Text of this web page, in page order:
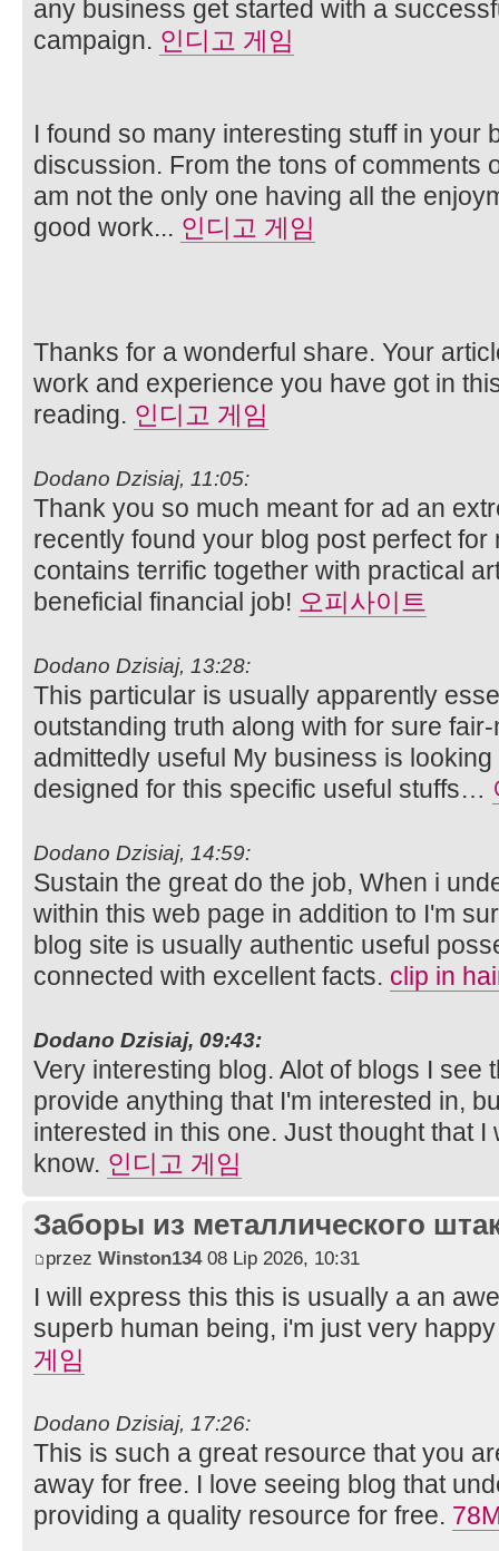
any business get started with a
campaign. 인디고 게임
I found so many interesting stuff in your
discussion. From the tons of comments
am not the only one having all the
good work... 인디고 게임
Thanks for a wonderful share. Your
work and experience you have got in
reading. 인디고 게임
Dodano Dzisiaj, 11:05:
Thank you so much meant for ad an
recently found your blog post perfect for
contains terrific together with practical
beneficial financial job! 오피사이트
Dodano Dzisiaj, 13:28:
This particular is usually apparently
outstanding truth along with for sure
admittedly useful My business is
designed for this specific useful stuffs…
Dodano Dzisiaj, 14:59:
Sustain the great do the job, When i
within this web page in addition to I'm
blog site is usually authentic useful
connected with excellent facts. clip in
Dodano Dzisiaj, 09:43:
Very interesting blog. Alot of blogs I see
provide anything that I'm interested in,
interested in this one. Just thought that
know. 인디고 게임
Заборы из металлического
przez Winston13408 Lip 2026, 10:31
I will express this this is usually a an
superb human being, i'm just very
게임
Dodano Dzisiaj, 17:26:
This is such a great resource that you
away for free. I love seeing blog that
providing a quality resource for free.